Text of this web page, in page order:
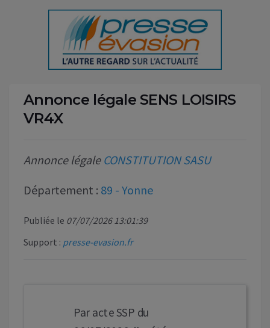
Annonce légale SENS LOISIRS
VR4X
Annonce légale CONSTITUTION SASU
Département : 89 - Yonne
Publiée le 07/07/2026 13:01:39
Support : presse-evasion.fr
Par acte SSP du